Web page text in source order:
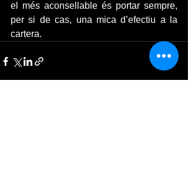
el més aconsellable és portar sempre,
per si de cas, una mica d’efectiu a la
cartera.